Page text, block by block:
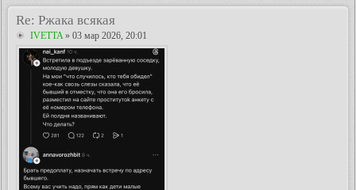
Re: Ржака всякая
IVETTA» 03 мар 2026, 20:01